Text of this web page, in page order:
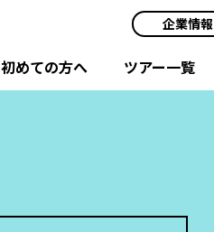
企業情報
初めての方へ ツアー一覧